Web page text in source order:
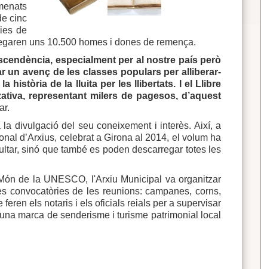
cinc
de
uns 10.500 homes i dones de remença.
especialment per al nostre país però
un avenç de les classes populars per alliberar-
història de la lluita per les llibertats. I el Llibre
representant milers de pagesos, d’aquest
divulgació del seu coneixement i interès. Així, a
d’Arxius, celebrat a Girona al 2014, el volum ha
sinó que també es poden descarregar totes les
de la UNESCO, l'Arxiu Municipal va organitzar
de les reunions: campanes, corns,
feren els notaris i els oficials reials per a supervisar
marca de senderisme i turisme patrimonial local